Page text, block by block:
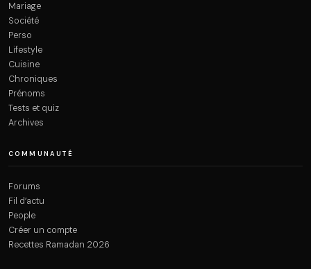
Mariage
Société
Perso
Lifestyle
Cuisine
Chroniques
Prénoms
Tests et quiz
Archives
COMMUNAUTÉ
Forums
Fil d’actu
People
Créer un compte
Recettes Ramadan 2026